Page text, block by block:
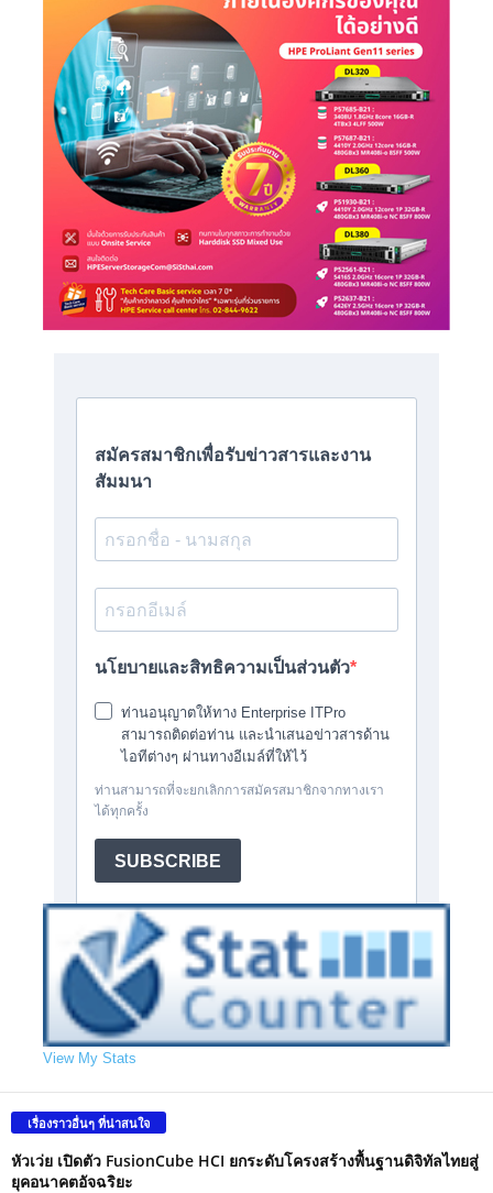
View My Stats
เรื่องราวอื่นๆ ที่น่าสนใจ
หัวเว่ย เปิดตัว FusionCube HCI ยกระดับโครงสร้างพื้นฐานดิจิทัลไทยสู่
ยุคอนาคตอัจฉริยะ